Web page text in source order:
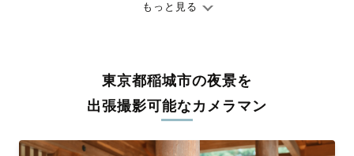
ありのままの空気感を大切に、何十年経っても見返したくなるよ
料金は全国どこでも一律。わかりやすく安心の価格設定です。オ
リジナルの研修と厳正な審査に合格し、撮影技術やホスピタリテ
ィを身につけたプロのカメラマンが全国47都道府県に在籍してい
もっと見る
東京都稲城市の夜景を
出張撮影可能なカメラマン